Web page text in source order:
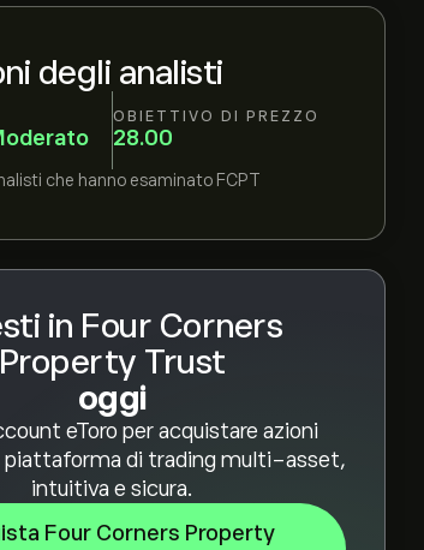
degli analisti
OBIETTIVO DI PREZZO
28.00
che hanno esaminato FCPT
in Four Corners
Property Trust
oggi
eToro per acquistare azioni
piattaforma di trading multi-asset,
intuitiva e sicura.
Four Corners Property